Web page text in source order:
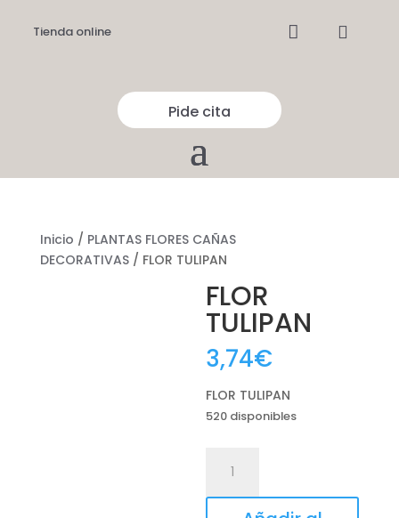
Tienda online  
Pide cita
Inicio / PLANTAS FLORES CAÑAS
DECORATIVAS/ FLOR TULIPAN
FLOR
TULIPAN
3,74€
FLOR TULIPAN
520 disponibles
TULIPAN
cantidad